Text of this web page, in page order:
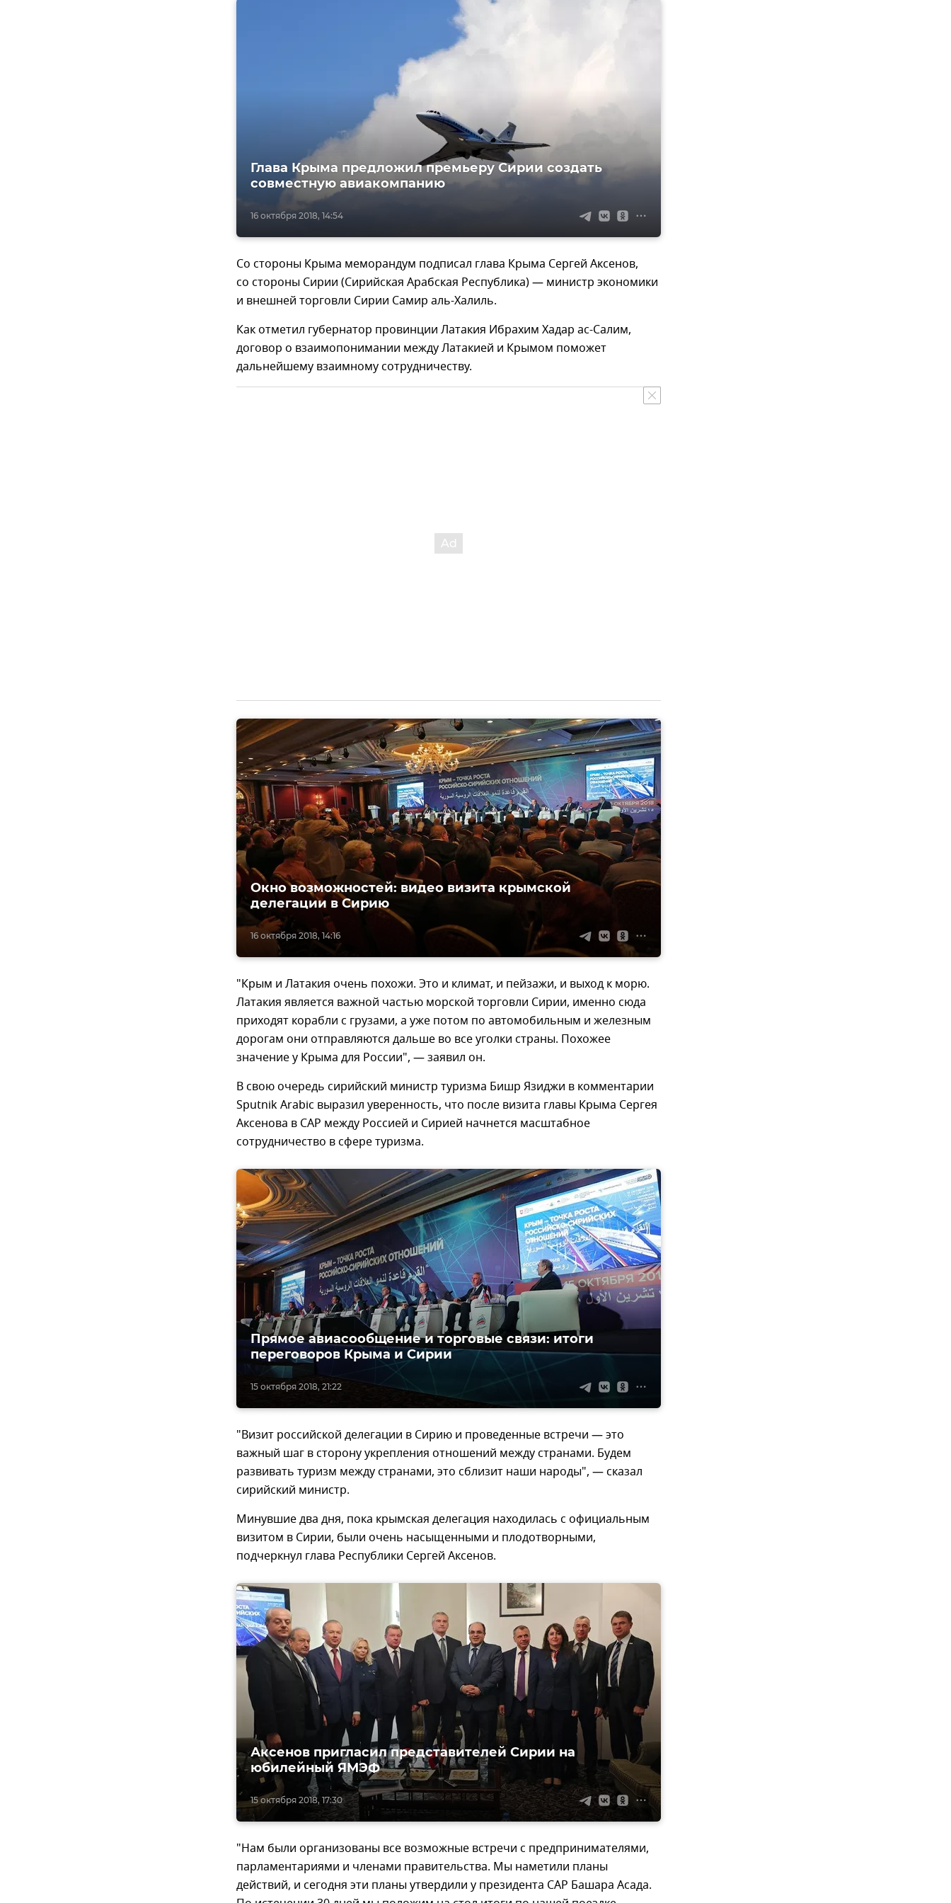
16 октября 2018, 14:54
Глава Крыма предложил премьеру Сирии создать
совместную авиакомпанию
Со стороны Крыма меморандум подписал глава Крыма Сергей Аксенов,
со стороны Сирии (Сирийская Арабская Республика) — министр экономики
и внешней торговли Сирии Самир аль-Халиль.
Как отметил губернатор провинции Латакия Ибрахим Хадар ас-Салим,
договор о взаимопонимании между Латакией и Крымом поможет
дальнейшему взаимному сотрудничеству.
16 октября 2018, 14:16
Окно возможностей: видео визита крымской
делегации в Сирию
"Крым и Латакия очень похожи. Это и климат, и пейзажи, и выход к морю.
Латакия является важной частью морской торговли Сирии, именно сюда
приходят корабли с грузами, а уже потом по автомобильным и железным
дорогам они отправляются дальше во все уголки страны. Похожее
значение у Крыма для России", — заявил он.
В свою очередь сирийский министр туризма Бишр Язиджи в комментарии
Sputnik Arabic выразил уверенность, что после визита главы Крыма Сергея
Аксенова в САР между Россией и Сирией начнется масштабное
сотрудничество в сфере туризма.
15 октября 2018, 21:22
Прямое авиасообщение и торговые связи: итоги
переговоров Крыма и Сирии
"Визит российской делегации в Сирию и проведенные встречи — это
важный шаг в сторону укрепления отношений между странами. Будем
развивать туризм между странами, это сблизит наши народы", — сказал
сирийский министр.
Минувшие два дня, пока крымская делегация находилась с официальным
визитом в Сирии, были очень насыщенными и плодотворными,
подчеркнул глава Республики Сергей Аксенов.
15 октября 2018, 17:30
Аксенов пригласил представителей Сирии на
юбилейный ЯМЭФ
"Нам были организованы все возможные встречи с предпринимателями,
парламентариями и членами правительства. Мы наметили планы
действий, и сегодня эти планы утвердили у президента САР Башара Асада.